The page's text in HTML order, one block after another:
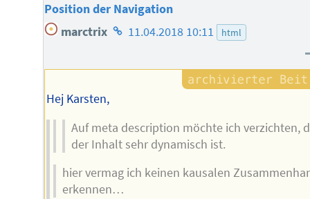
Position der Navigation
marctrix Homepage
Autors
11.04.2018 10:11 html
Hej Karsten,
Auf meta description möchte ich verzichten,
der Inhalt sehr dynamisch ist.
hier vermag ich keinen kausalen
erkennen…